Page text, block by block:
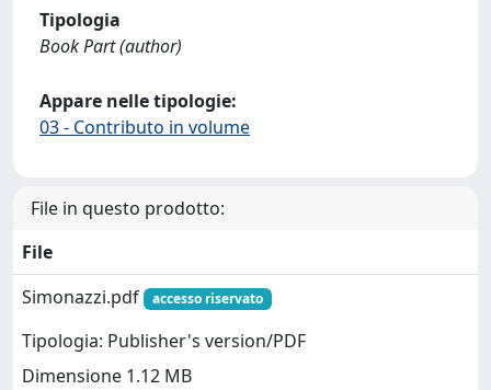
Tipologia
Book Part (author)
Appare nelle tipologie:
03 - Contributo in volume
File in questo prodotto:
File
Simonazzi.pdf
accesso riservato
Tipologia: Publisher's version/PDF
Dimensione 1.12 MB